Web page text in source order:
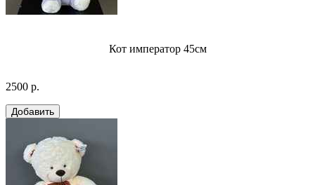
Кот император 45см
2500 р.